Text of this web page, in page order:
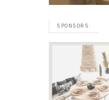
SPONSORS: